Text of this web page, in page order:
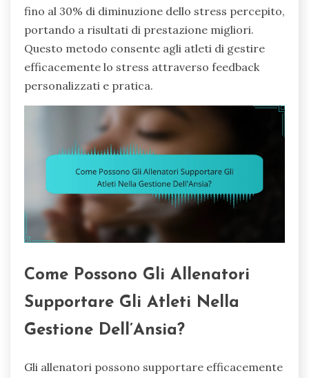
fino al 30% di diminuzione dello stress percepito,
portando a risultati di prestazione migliori.
Questo metodo consente agli atleti di gestire
efficacemente lo stress attraverso feedback
personalizzati e pratica.
Come Possono Gli Allenatori
Supportare Gli Atleti Nella
Gestione Dell’Ansia?
Gli allenatori possono supportare efficacemente